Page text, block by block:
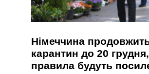
Німеччина
карантин до 20 грудня,
правила будуть